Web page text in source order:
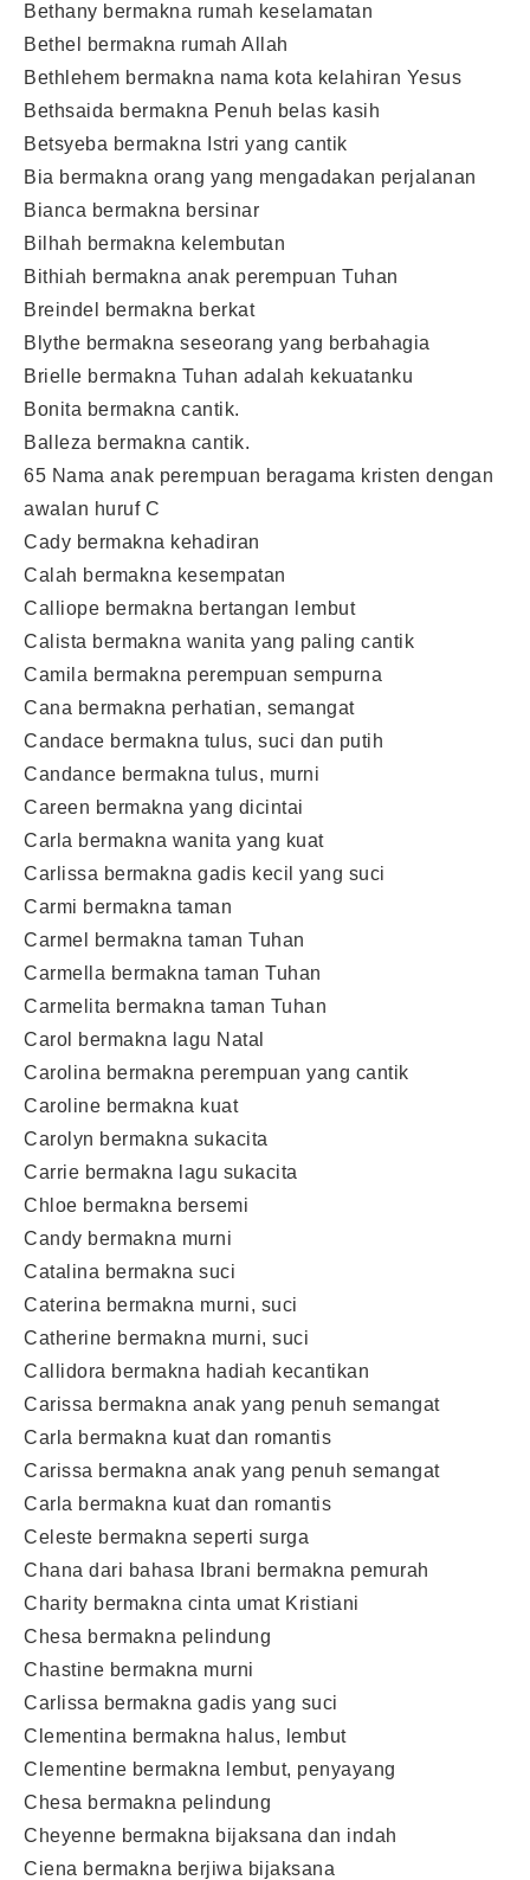
Bethany bermakna rumah keselamatan
Bethel bermakna rumah Allah
Bethlehem bermakna nama kota kelahiran Yesus
Bethsaida bermakna Penuh belas kasih
Betsyeba bermakna Istri yang cantik
Bia bermakna orang yang mengadakan perjalanan
Bianca bermakna bersinar
Bilhah bermakna kelembutan
Bithiah bermakna anak perempuan Tuhan
Breindel bermakna berkat
Blythe bermakna seseorang yang berbahagia
Brielle bermakna Tuhan adalah kekuatanku
Bonita bermakna cantik.
Balleza bermakna cantik.
65 Nama anak perempuan beragama kristen dengan
awalan huruf C
Cady bermakna kehadiran
Calah bermakna kesempatan
Calliope bermakna bertangan lembut
Calista bermakna wanita yang paling cantik
Camila bermakna perempuan sempurna
Cana bermakna perhatian, semangat
Candace bermakna tulus, suci dan putih
Candance bermakna tulus, murni
Careen bermakna yang dicintai
Carla bermakna wanita yang kuat
Carlissa bermakna gadis kecil yang suci
Carmi bermakna taman
Carmel bermakna taman Tuhan
Carmella bermakna taman Tuhan
Carmelita bermakna taman Tuhan
Carol bermakna lagu Natal
Carolina bermakna perempuan yang cantik
Caroline bermakna kuat
Carolyn bermakna sukacita
Carrie bermakna lagu sukacita
Chloe bermakna bersemi
Candy bermakna murni
Catalina bermakna suci
Caterina bermakna murni, suci
Catherine bermakna murni, suci
Callidora bermakna hadiah kecantikan
Carissa bermakna anak yang penuh semangat
Carla bermakna kuat dan romantis
Carissa bermakna anak yang penuh semangat
Carla bermakna kuat dan romantis
Celeste bermakna seperti surga
Chana dari bahasa Ibrani bermakna pemurah
Charity bermakna cinta umat Kristiani
Chesa bermakna pelindung
Chastine bermakna murni
Carlissa bermakna gadis yang suci
Clementina bermakna halus, lembut
Clementine bermakna lembut, penyayang
Chesa bermakna pelindung
Cheyenne bermakna bijaksana dan indah
Ciena bermakna berjiwa bijaksana